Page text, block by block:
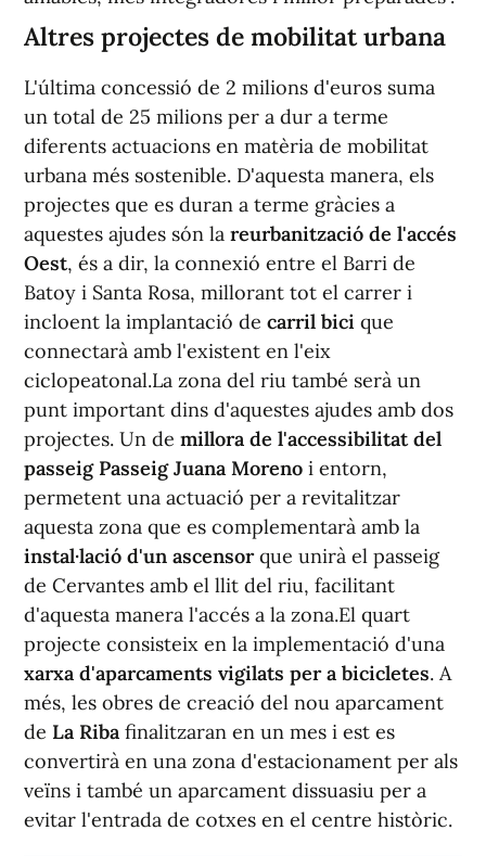
Altres projectes de mobilitat urbana
L'última concessió de 2 milions d'euros suma
un total de 25 milions per a dur a terme
diferents actuacions en matèria de mobilitat
urbana més sostenible. D'aquesta manera, els
projectes que es duran a terme gràcies a
aquestes ajudes són la reurbanització de l'accés
Oest, és a dir, la connexió entre el Barri de
Batoy i Santa Rosa, millorant tot el carrer i
incloent la implantació de carril bici que
connectarà amb l'existent en l'eix
ciclopeatonal.La zona del riu també serà un
punt important dins d'aquestes ajudes amb dos
projectes. Un de millora de l'accessibilitat del
passeig Passeig Juana Moreno i entorn,
permetent una actuació per a revitalitzar
aquesta zona que es complementarà amb la
instal·lació d'un ascensorque unirà el passeig
de Cervantes amb el llit del riu, facilitant
d'aquesta manera l'accés a la zona.El quart
projecte consisteix en la implementació d'una
xarxa d'aparcaments vigilats per a bicicletes. A
més, les obres de creació del nou aparcament
de La Riba finalitzaran en un mes i est es
convertirà en una zona d'estacionament per als
veïns i també un aparcament dissuasiu per a
evitar l'entrada de cotxes en el centre històric.